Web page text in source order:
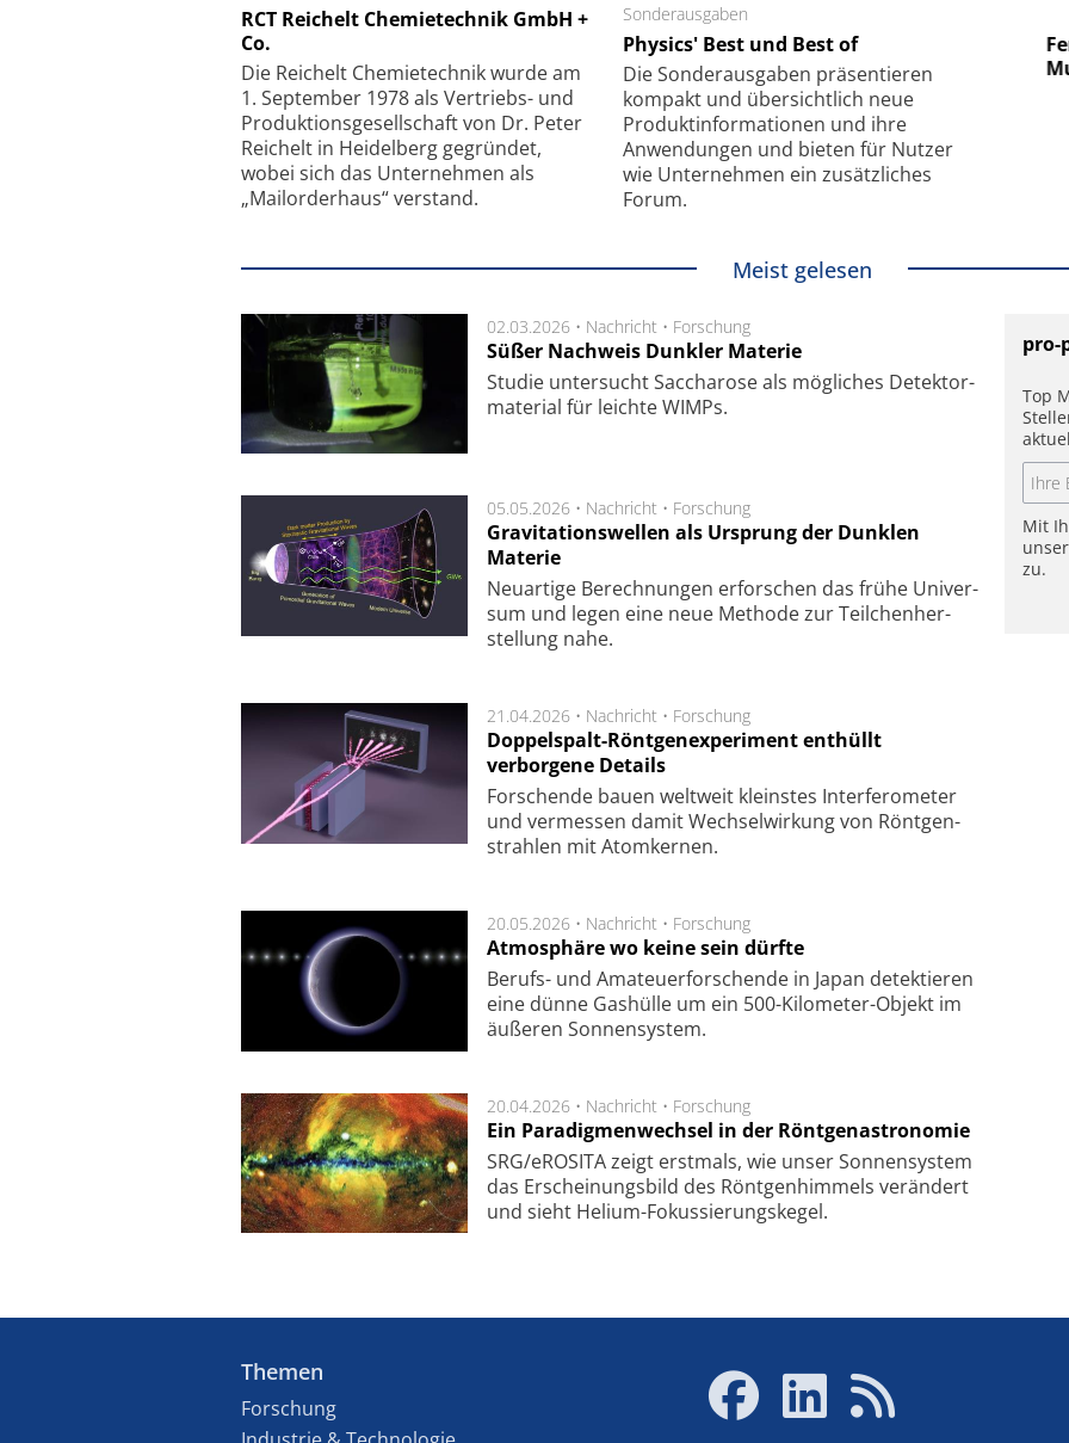
RCT Reichelt Chemietechnik GmbH +
Co.
Die Reichelt Chemietechnik wurde am
1. September 1978 als Vertriebs- und
Produktionsgesellschaft von Dr. Peter
Reichelt in Heidelberg gegründet,
wobei sich das Unternehmen als
„Mailorderhaus“ verstand.
Sonderausgaben
Physics' Best und Best of
Die Sonder­ausgaben präsentieren
kompakt und übersichtlich neue
Produkt­informationen und ihre
Anwendungen und bieten für Nutzer
wie Unternehmen ein zusätzliches
Forum.
Schäfter + Kirchhoff GmbH
Feinfokussierungsmechanismus
Elektronenmikroskopie auf
kleinstem Raum
Meist gelesen
02.03.2026 • Nachricht • Forschung
Süßer Nachweis Dunkler Materie
Studie unter­sucht Saccha­ro­se als mög­li­ches De­tek­tor­
ma­te­rial für leich­te WIMPs.
05.05.2026 • Nachricht • Forschung
Gravitationswellen als Ursprung der Dunklen
Materie
Neu­artige Be­rech­nung­en er­for­schen das frü­he Uni­ver­
sum und legen eine neue Me­tho­de zur Teil­chen­her­
stel­lung nahe.
21.04.2026 • Nachricht • Forschung
Doppelspalt-Röntgenexperiment enthüllt
verborgene Details
For­schen­de bau­en welt­weit kleins­tes In­ter­fe­ro­me­ter
und ver­mes­sen da­mit Wech­sel­wir­kung von Rönt­gen­
strah­len mit Atom­ker­nen.
20.05.2026 • Nachricht • Forschung
Atmosphäre wo keine sein dürfte
Berufs- und Ama­teuer­for­schen­de in Japan de­tek­tie­ren
eine dün­ne Gas­hül­le um ein 500-Kilo­meter-Objekt im
äu­ße­ren Son­nen­sys­tem.
20.04.2026 • Nachricht • Forschung
Ein Paradigmenwechsel in der Röntgenastronomie
SRG/eROSITA zeigt erst­mals, wie unser Son­nen­sys­tem
das Er­schei­nungs­bild des Rönt­gen­him­mels ver­än­dert
und sieht Helium-Fokus­sie­rungs­ke­gel.
pro-
Top
Mit
zu.
Themen
Forschung